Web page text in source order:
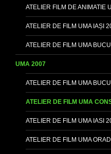
ATELIER FILM DE ANIMATIE
ATELIER DE FILM UMA IAȘI
ATELIER DE FILM UMA
UMA 2007
ATELIER DE FILM UMA
ATELIER DE FILM UMA
ATELIER DE FILM UMA IASI
ATELIER DE FILM UMA